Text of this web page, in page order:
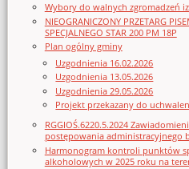
Wybory do walnych zgromadzeń
NIEOGRANICZONY PRZETARG
SPECJALNEGO STAR 200 PM 18P
Plan ogólny gminy
Uzgodnienia 16.02.2026
Uzgodnienia 13.05.2026
Uzgodnienia 29.05.2026
Projekt przekazany do
RGGIOŚ.6220.5.2024
postępowania administracyjnego
Harmonogram kontroli punktów
alkoholowych w 2025 roku na